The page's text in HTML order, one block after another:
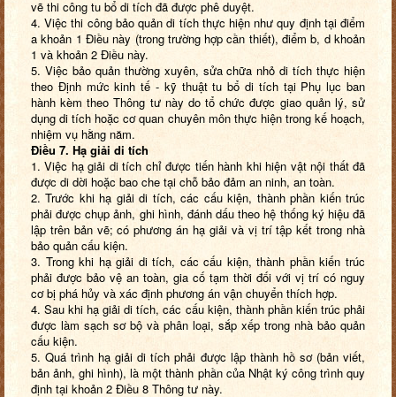
vẽ thi công tu bổ di tích đã được phê duyệt.
4. Việc thi công bảo quản di tích thực hiện như quy định tại điểm
a khoản 1 Điều này (trong trường hợp cần thiết), điểm b, d khoản
1 và khoản 2 Điều này.
5. Việc bảo quản thường xuyên, sửa chữa nhỏ di tích thực hiện
theo Định mức kinh tế - kỹ thuật tu bổ di tích tại Phụ lục ban
hành kèm theo Thông tư này do tổ chức được giao quản lý, sử
dụng di tích hoặc cơ quan chuyên môn thực hiện trong kế hoạch,
nhiệm vụ hằng năm.
Điều 7. Hạ giải di tích
1. Việc hạ giải di tích chỉ được tiến hành khi hiện vật nội thất đã
được di dời hoặc bao che tại chỗ bảo đảm an ninh, an toàn.
2. Trước khi hạ giải di tích, các cấu kiện, thành phần kiến trúc
phải được chụp ảnh, ghi hình, đánh dấu theo hệ thống ký hiệu đã
lập trên bản vẽ; có phương án hạ giải và vị trí tập kết trong nhà
bảo quản cấu kiện.
3. Trong khi hạ giải di tích, các cấu kiện, thành phần kiến trúc
phải được bảo vệ an toàn, gia cố tạm thời đối với vị trí có nguy
cơ bị phá hủy và xác định phương án vận chuyển thích hợp.
4. Sau khi hạ giải di tích, các cấu kiện, thành phần kiến trúc phải
được làm sạch sơ bộ và phân loại, sắp xếp trong nhà bảo quản
cấu kiện.
5. Quá trình hạ giải di tích phải được lập thành hồ sơ (bản viết,
bản ảnh, ghi hình), là một thành phần của Nhật ký công trình quy
định tại khoản 2 Điều 8 Thông tư này.